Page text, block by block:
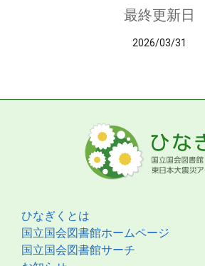
最終更新日
2026/03/31
ひなぎくとは
国立国会図書館ホームページ
国立国会図書館サーチ